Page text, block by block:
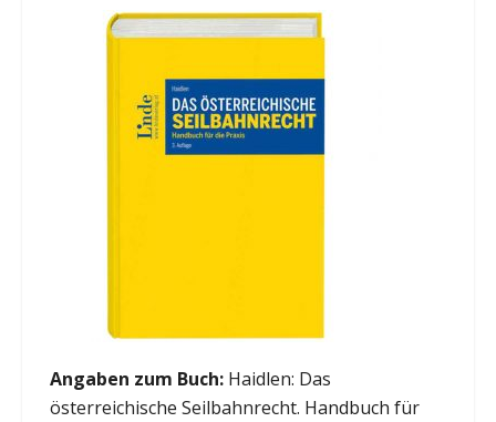
Angaben zum Buch: Haidlen: Das
österreichische Seilbahnrecht. Handbuch für